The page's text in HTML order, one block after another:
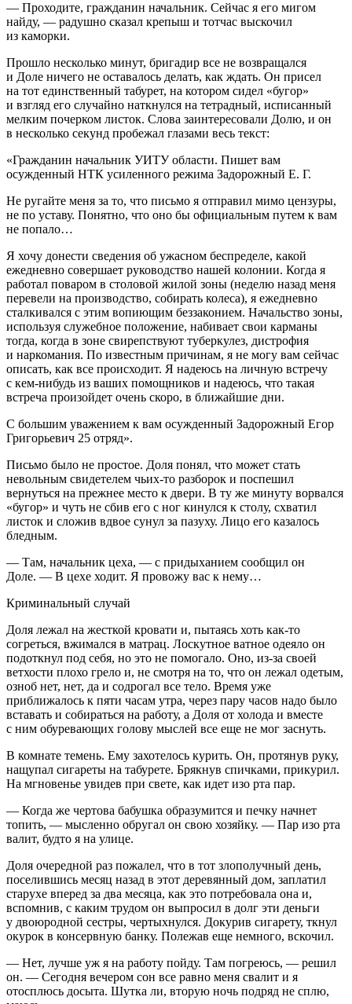
— Проходите, гражданин начальник. Сейчас я его мигом
найду, — радушно сказал крепыш и тотчас выскочил
из каморки.
Прошло несколько минут, бригадир все не возвращался
и Доле ничего не оставалось делать, как ждать. Он присел
на тот единственный табурет, на котором сидел «бугор»
и взгляд его случайно наткнулся на тетрадный, исписанный
мелким почерком листок. Слова заинтересовали Долю, и он
в несколько секунд пробежал глазами весь текст:
«Гражданин начальник УИТУ области. Пишет вам
осужденный НТК усиленного режима Задорожный Е. Г.
Не ругайте меня за то, что письмо я отправил мимо цензуры,
не по уставу. Понятно, что оно бы официальным путем к вам
не попало…
Я хочу донести сведения об ужасном беспределе, какой
ежедневно совершает руководство нашей колонии. Когда я
работал поваром в столовой жилой зоны (неделю назад меня
перевели на производство, собирать колеса), я ежедневно
сталкивался с этим вопиющим беззаконием. Начальство зоны,
используя служебное положение, набивает свои карманы
тогда, когда в зоне свирепствуют туберкулез, дистрофия
и наркомания. По известным причинам, я не могу вам сейчас
описать, как все происходит. Я надеюсь на личную встречу
с кем-нибудь из ваших помощников и надеюсь, что такая
встреча произойдет очень скоро, в ближайшие дни.
С большим уважением к вам осужденный Задорожный Егор
Григорьевич 25 отряд».
Письмо было не простое. Доля понял, что может стать
невольным свидетелем чьих-то разборок и поспешил
вернуться на прежнее место к двери. В ту же минуту ворвался
«бугор» и чуть не сбив его с ног кинулся к столу, схватил
листок и сложив вдвое сунул за пазуху. Лицо его казалось
бледным.
— Там, начальник цеха, — с придыханием сообщил он
Доле. — В цехе ходит. Я провожу вас к нему…
Криминальный случай
Доля лежал на жесткой кровати и, пытаясь хоть как-то
согреться, вжимался в матрац. Лоскутное ватное одеяло он
подоткнул под себя, но это не помогало. Оно, из-за своей
ветхости плохо грело и, не смотря на то, что он лежал одетым,
озноб нет, нет, да и содрогал все тело. Время уже
приближалось к пяти часам утра, через пару часов надо было
вставать и собираться на работу, а Доля от холода и вместе
с ним обуревающих голову мыслей все еще не мог заснуть.
В комнате темень. Ему захотелось курить. Он, протянув руку,
нащупал сигареты на табурете. Брякнув спичками, прикурил.
На мгновенье увидев при свете, как идет изо рта пар.
— Когда же чертова бабушка образумится и печку начнет
топить, — мысленно обругал он свою хозяйку. — Пар изо рта
валит, будто я на улице.
Доля очередной раз пожалел, что в тот злополучный день,
поселившись месяц назад в этот деревянный дом, заплатил
старухе вперед за два месяца, как это потребовала она и,
вспомнив, с каким трудом он выпросил в долг эти деньги
у двоюродной сестры, чертыхнулся. Докурив сигарету, ткнул
окурок в консервную банку. Полежав еще немного, вскочил.
— Нет, лучше уж я на работу пойду. Там погреюсь, — решил
он. — Сегодня вечером сон все равно меня свалит и я
отосплюсь досыта. Шутка ли, вторую ночь подряд не сплю,